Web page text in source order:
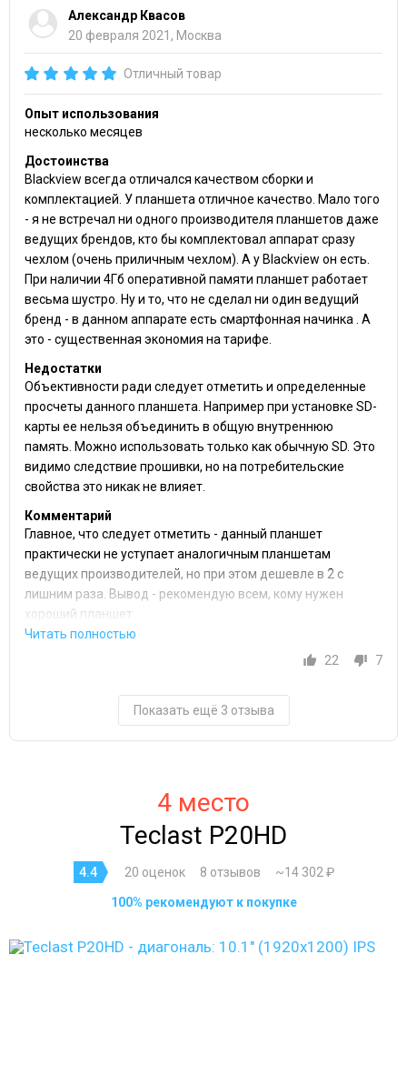
Александр Квасов
20 февраля 2021, Москва
Отличный товар
Опыт использования
несколько месяцев
Достоинства
Blackview всегда отличался качеством сборки и
комплектацией. У планшета отличное качество. Мало того
- я не встречал ни одного производителя планшетов даже
ведущих брендов, кто бы комплектовал аппарат сразу
чехлом (очень приличным чехлом). А у Blackview он есть.
При наличии 4Гб оперативной памяти планшет работает
весьма шустро. Ну и то, что не сделал ни один ведущий
бренд - в данном аппарате есть смартфонная начинка . А
это - существенная экономия на тарифе.
Недостатки
Объективности ради следует отметить и определенные
просчеты данного планшета. Например при установке SD-
карты ее нельзя объединить в общую внутреннюю
память. Можно использовать только как обычную SD. Это
видимо следствие прошивки, но на потребительские
свойства это никак не влияет.
Комментарий
Главное, что следует отметить - данный планшет
практически не уступает аналогичным планшетам
ведущих производителей, но при этом дешевле в 2 с
лишним раза. Вывод - рекомендую всем, кому нужен
хороший планшет.
22 7
Показать ещё 3 отзыва
4 место
Teclast P20HD
4.4 20 оценок 8 отзывов ~14 302 ₽
100% рекомендуют к покупке